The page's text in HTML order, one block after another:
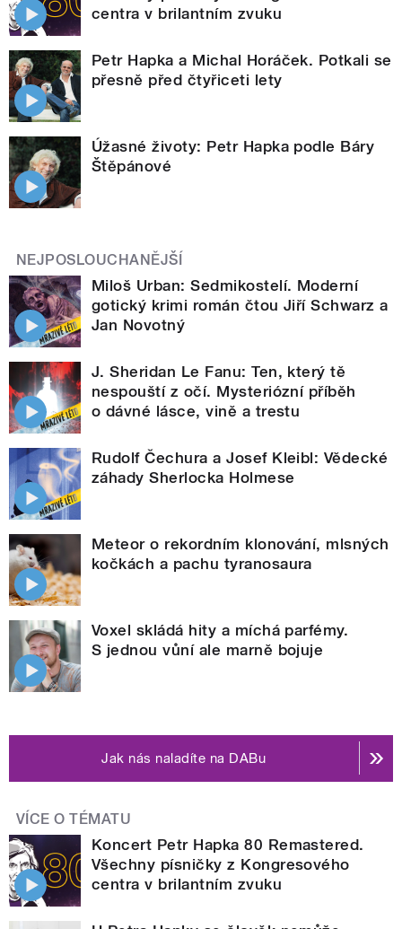
centra v brilantním zvuku
Petr Hapka a Michal Horáček. Potkali se
přesně před čtyřiceti lety
Úžasné životy: Petr Hapka podle Báry
Štěpánové
NEJPOSLOUCHANĚJŠÍ
Miloš Urban: Sedmikostelí. Moderní
gotický krimi román čtou Jiří Schwarz a
Jan Novotný
J. Sheridan Le Fanu: Ten, který tě
nespouští z očí. Mysteriózní příběh
o dávné lásce, vině a trestu
Rudolf Čechura a Josef Kleibl: Vědecké
záhady Sherlocka Holmese
Meteor o rekordním klonování, mlsných
kočkách a pachu tyranosaura
Voxel skládá hity a míchá parfémy.
S jednou vůní ale marně bojuje
Jak nás naladíte na DABu
VÍCE O TÉMATU
Koncert Petr Hapka 80 Remastered.
Všechny písničky z Kongresového
centra v brilantním zvuku